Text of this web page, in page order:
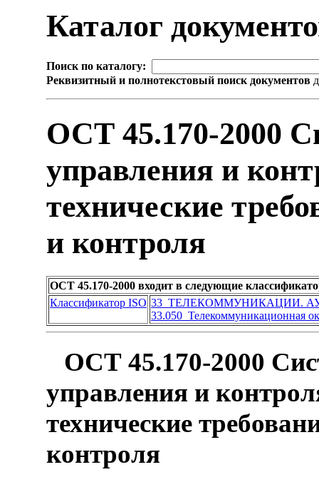
Каталог
Поиск по каталогу:
Реквизитный и полнотекстовый поиск документов
ОСТ 45.170-2000
управления и
технические
и контроля
ОСТ 45.170-2000 входит в следующие
Классификатор ISO 33 ТЕЛЕКОММУНИКАЦИИ.
33.050 Телекоммуникационная
ОСТ 45.170-2000
управления и
технические
контроля